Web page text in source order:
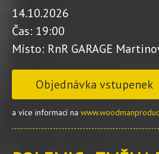
14.10.2026
Čas: 19:00
Místo: RnR GARAGE
Objednávka vstupenek
a více informací na